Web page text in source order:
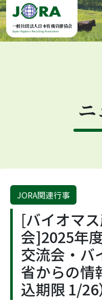
Skip to content
一般社団法人日本有機資源協会
Japan Organics Recycling Association
ニ
JORA関連行事
[バイオマ
会]2025年
交流会・バ
省からの情
込期限 1/26